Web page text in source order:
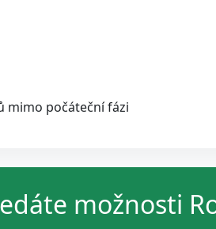
mimo počáteční fázi
možnosti